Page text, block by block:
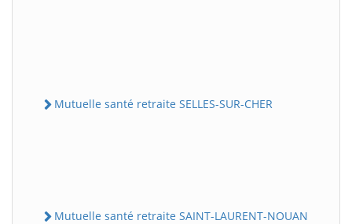
Mutuelle santé retraite SELLES-SUR-CHER
Mutuelle santé retraite SAINT-LAURENT-NOUAN